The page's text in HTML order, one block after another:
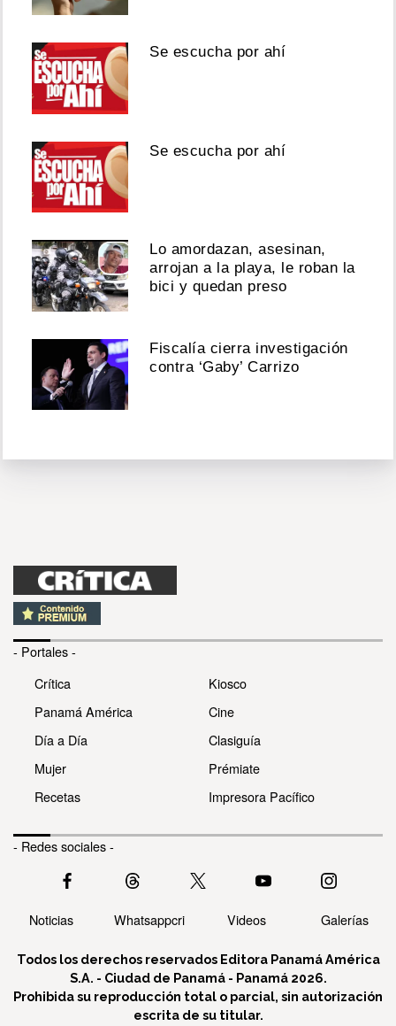
Se escucha por ahí
Se escucha por ahí
Lo amordazan, asesinan,
arrojan a la playa, le roban la
bici y quedan preso
Fiscalía cierra investigación
contra ‘Gaby’ Carrizo
- Portales -
Crítica
Panamá América
Día a Día
Mujer
Recetas
Kiosco
Cine
Clasiguía
Prémiate
Impresora Pacífico
- Redes sociales -
Noticias Whatsappcri Videos Galerías
Todos los derechos reservados Editora Panamá América
S.A. - Ciudad de Panamá - Panamá 2026.
Prohibida su reproducción total o parcial, sin autorización
escrita de su titular.